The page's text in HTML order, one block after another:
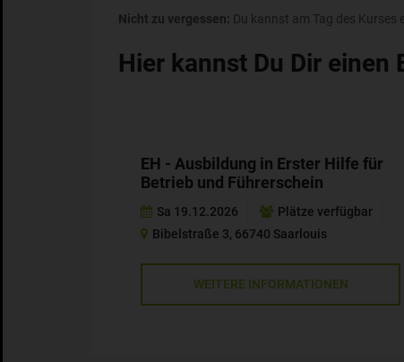
Nicht zu vergessen: Du kannst am Tag des
Hier kannst Du Dir
EH - Ausbildung in Erster Hilfe für
Betrieb und Führerschein
Sa 19.12.2026
Plätze verfügbar
Bibelstraße 3, 66740 Saarlouis
WEITERE INFORMATIONEN